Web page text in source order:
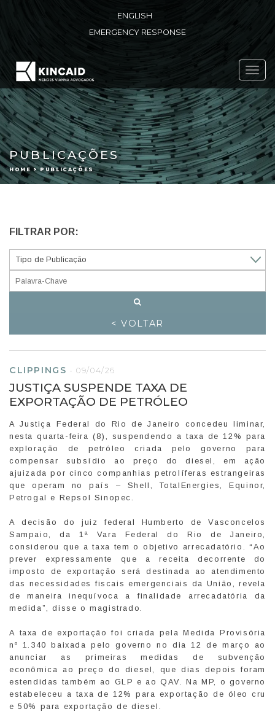
ENGLISH
EMERGENCY RESPONSE
PUBLICAÇÕES
HOME > PUBLICAÇÕES
FILTRAR POR:
< VOLTAR
CLIPPINGS -09/04/26
JUSTIÇA SUSPENDE TAXA DE
EXPORTAÇÃO DE PETRÓLEO
A Justiça Federal do Rio de Janeiro concedeu liminar,
nesta quarta-feira (8), suspendendo a taxa de 12% para
exploração de petróleo criada pelo governo para
compensar subsídio ao preço do diesel, em ação
ajuizada por cinco companhias petrolíferas estrangeiras
que operam no país – Shell, TotalEnergies, Equinor,
Petrogal e Repsol Sinopec.
A decisão do juiz federal Humberto de Vasconcelos
Sampaio, da 1ª Vara Federal do Rio de Janeiro,
considerou que a taxa tem o objetivo arrecadatório. “Ao
prever expressamente que a receita decorrente do
imposto de exportação será destinada ao atendimento
das necessidades fiscais emergenciais da União, revela
de maneira inequívoca a finalidade arrecadatória da
medida”, disse o magistrado.
A taxa de exportação foi criada pela Medida Provisória
nº 1.340 baixada pelo governo no dia 12 de março ao
anunciar as primeiras medidas de subvenção
econômica ao preço do diesel, que dias depois foram
estendidas também ao GLP e ao QAV. Na MP, o governo
estabeleceu a taxa de 12% para exportação de óleo cru
e 50% para exportação de diesel.